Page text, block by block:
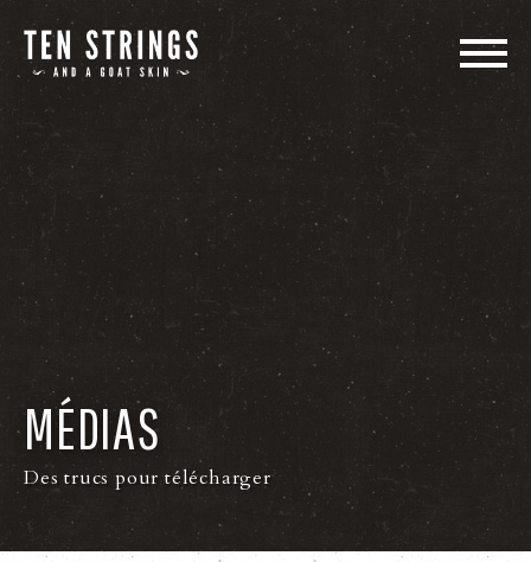
LE GROUPE
SPECTACLES
PHOTOS
VIDÉOS
MÉDIAS
CONTACT
MÉDIAS
Des trucs pour télécharger